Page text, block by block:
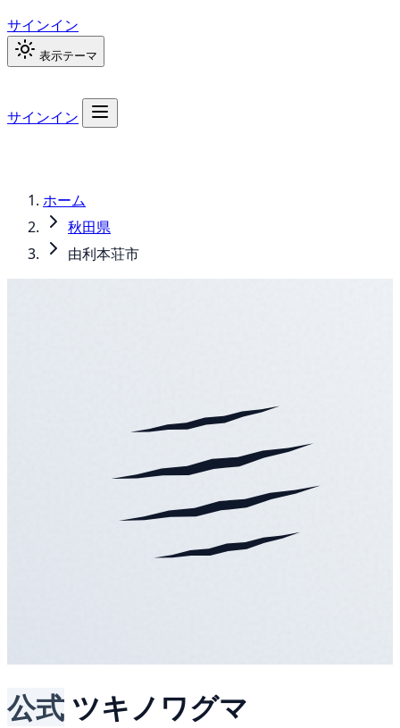
サインイン
表示テーマ
サインイン
ホーム
秋田県
由利本荘市
公式 ツキノワグマ